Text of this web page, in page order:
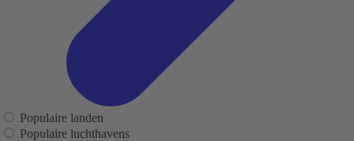
Populaire landen
Populaire luchthavens